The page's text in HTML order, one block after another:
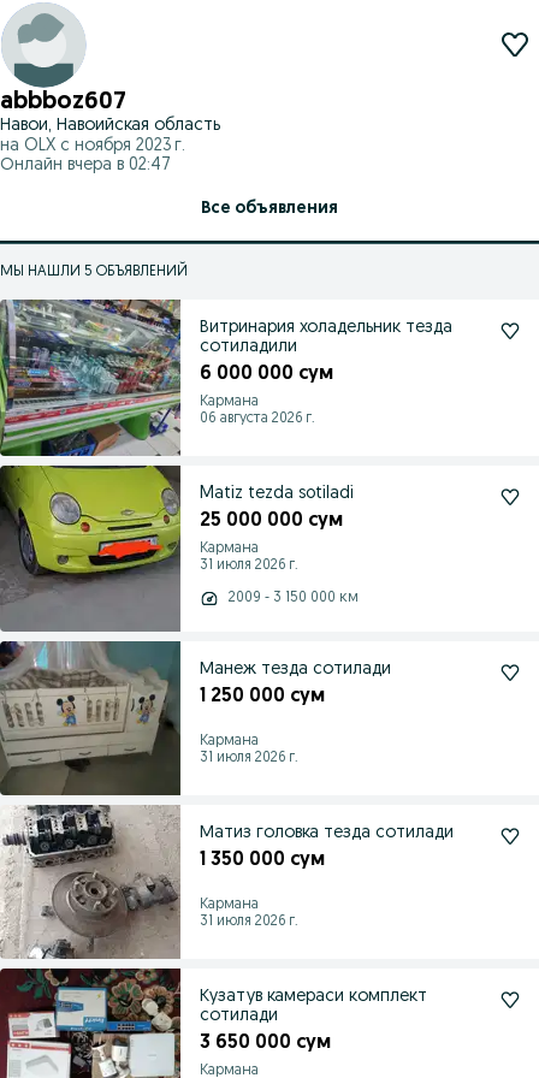
abbboz607
Навои, Навоийская область
на OLX с ноября 2023 г.
Онлайн вчера в 02:47
Все объявления
МЫ НАШЛИ 5 ОБЪЯВЛЕНИЙ
Витринария холадельник тезда
сотиладили
6 000 000 сум
Кармана
06 августа 2026 г.
Matiz tezda sotiladi
25 000 000 сум
Кармана
31 июля 2026 г.
2009 - 3 150 000 км
Манеж тезда сотилади
1 250 000 сум
Кармана
31 июля 2026 г.
Матиз головка тезда сотилади
1 350 000 сум
Кармана
31 июля 2026 г.
Кузатув камераси комплект
сотилади
3 650 000 сум
Кармана